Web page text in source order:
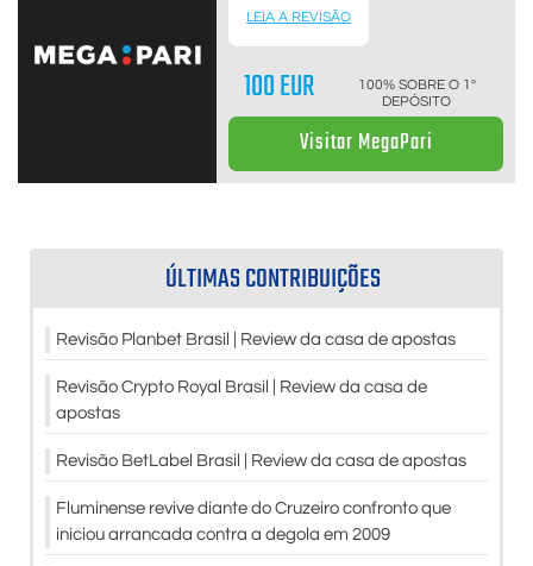
LEIA A REVISÃO
100 EUR
100% SOBRE O 1º
DEPÓSITO
Visitar MegaPari
ÚLTIMAS CONTRIBUIÇÕES
Revisão Planbet Brasil | Review da casa de apostas
Revisão Crypto Royal Brasil | Review da casa de
apostas
Revisão BetLabel Brasil | Review da casa de apostas
Fluminense revive diante do Cruzeiro confronto que
iniciou arrancada contra a degola em 2009